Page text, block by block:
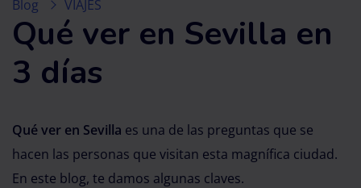
Blog VIAJES
Qué ver en Sevilla en
3 días
Qué ver en Sevilla es una de las preguntas que se
hacen las personas que visitan esta magnífica ciudad.
En este blog, te damos algunas claves.